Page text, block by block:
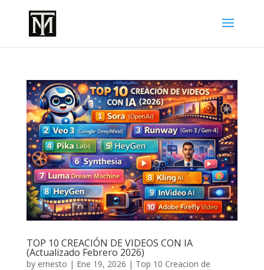
TOP 10 CREACIÓN DE VIDEOS CON IA
(Actualizado Febrero 2026)
by ernesto | Ene 19, 2026 | Top 10 Creacion de